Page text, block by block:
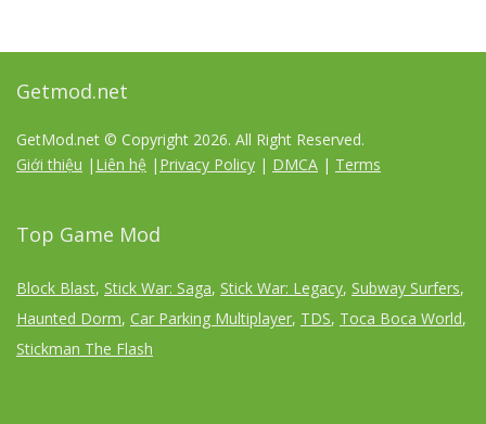
Getmod.net
GetMod.net © Copyright 2026. All Right Reserved.
Giới thiệu | Liên hệ | Privacy Policy | DMCA | Terms
Top Game Mod
Block Blast, Stick War: Saga, Stick War: Legacy, Subway Surfers,
Haunted Dorm, Car Parking Multiplayer, TDS, Toca Boca World,
Stickman The Flash